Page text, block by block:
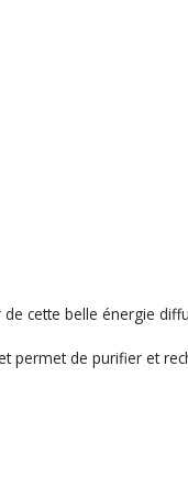
cette belle énergie
permet de purifier et